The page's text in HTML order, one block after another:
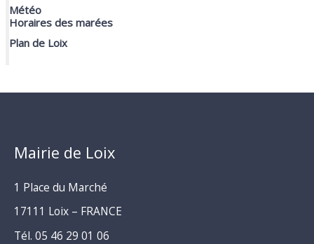
Météo
Horaires des marées
Plan de Loix
Mairie de Loix
1 Place du Marché
17111 Loix – FRANCE
Tél. 05 46 29 01 06